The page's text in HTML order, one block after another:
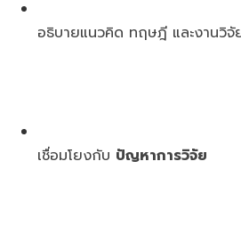
อธิบายแนวคิด ทฤษฎี และงานวิจั
เชื่อมโยงกับ ปัญหาการวิจัย